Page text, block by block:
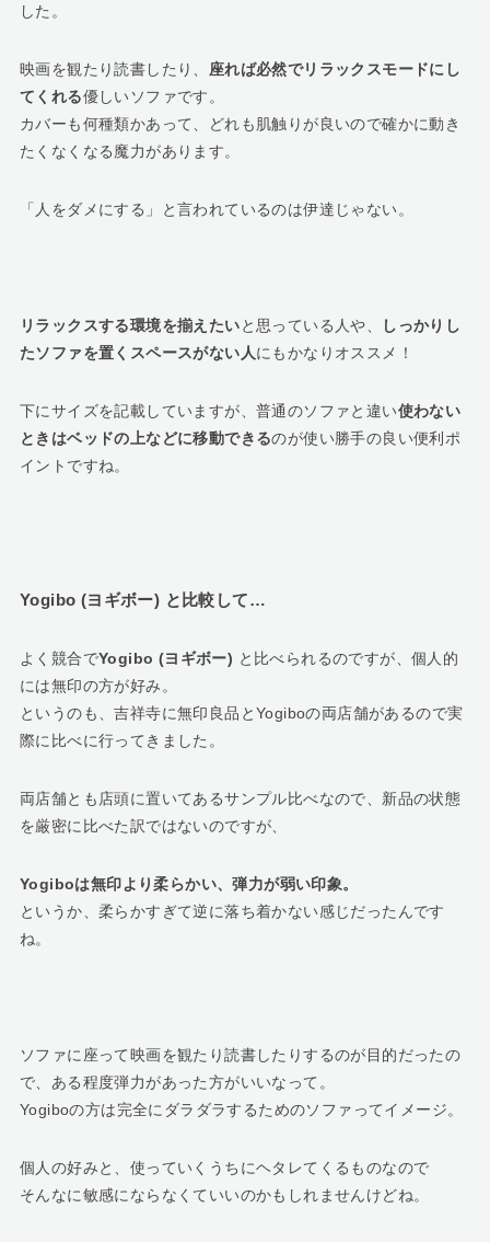
した。
映画を観たり読書したり、 座れば必然でリラックスモードにし
てくれる優しいソファです。
カバーも何種類かあって、どれも肌触りが良いので確かに動き
たくなくなる魔力があります。
「人をダメにする」と言われているのは伊達じゃない。
リラックスする環境を揃えたいと思っている人や、
しっかりし
たソファを置くスペースがない人にもかなりオススメ！
下にサイズを記載していますが、普通のソファと違い使わない
ときはベッドの上などに移動できるのが使い勝手の良い便利ポ
イントですね。
Yogibo (ヨギボー) と比較して…
よく競合でYogibo (ヨギボー) と比べられるのですが、個人的
には無印の方が好み。
というのも、吉祥寺に無印良品とYogiboの両店舗があるので実
際に比べに行ってきました。
両店舗とも店頭に置いてあるサンプル比べなので、新品の状態
を厳密に比べた訳ではないのですが、
Yogiboは無印より柔らかい、弾力が弱い印象。
というか、柔らかすぎて逆に落ち着かない感じだったんです
ね。
ソファに座って映画を観たり読書したりするのが目的だったの
で、ある程度弾力があった方がいいなって。
Yogiboの方は完全にダラダラするためのソファってイメージ。
個人の好みと、使っていくうちにヘタレてくるものなので
そんなに敏感にならなくていいのかもしれませんけどね。